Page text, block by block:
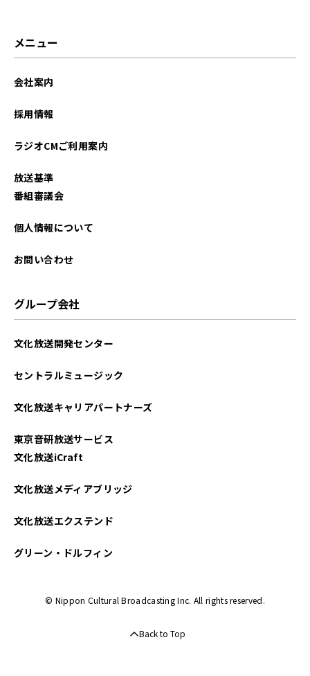
メニュー
会社案内
採用情報
ラジオCMご利用案内
放送基準
番組審議会
個人情報について
お問い合わせ
グループ会社
文化放送開発センター
セントラルミュージック
文化放送キャリアパートナーズ
東京音研放送サービス
文化放送iCraft
文化放送メディアブリッジ
文化放送エクステンド
グリーン・ドルフィン
© Nippon Cultural Broadcasting Inc. All rights reserved.
Back to Top